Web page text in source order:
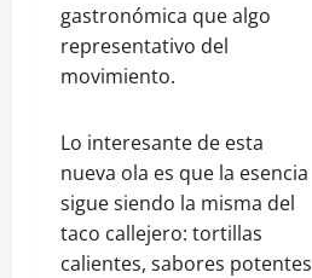
gastronómica que algo
representativo del
movimiento.
Lo interesante de esta
nueva ola es que la esencia
sigue siendo la misma del
taco callejero: tortillas
calientes, sabores potentes